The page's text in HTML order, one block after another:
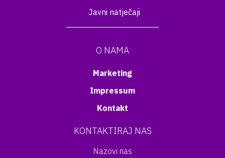
Javni natječaji
O NAMA
Marketing
Impressum
Kontakt
KONTAKTIRAJ NAS
Nazovi nas